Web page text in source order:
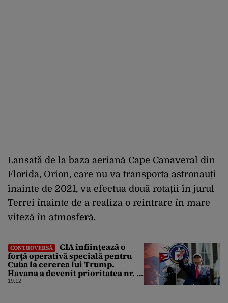
Lansată de la baza aeriană Cape Canaveral din
Florida, Orion, care nu va transporta astronauți
înainte de 2021, va efectua două rotații în jurul
Terrei înainte de a realiza o reintrare în mare
viteză în atmosferă.
CONTROVERSĂ
CIA înființează o
forță operativă specială pentru
Cuba la cererea lui Trump.
Havana a devenit prioritatea nr. 1
alături de China, Iran și Rusia
19:12